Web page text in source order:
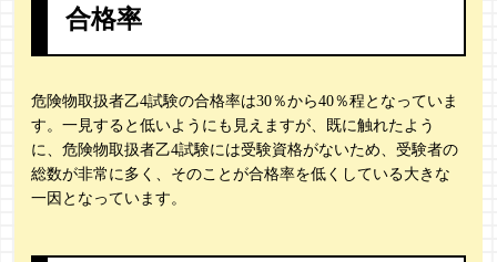
合格率
危険物取扱者乙4試験の合格率は30％から40％程となっていま
す。一見すると低いようにも見えますが、既に触れたよう
に、危険物取扱者乙4試験には受験資格がないため、受験者の
総数が非常に多く、そのことが合格率を低くしている大きな
一因となっています。